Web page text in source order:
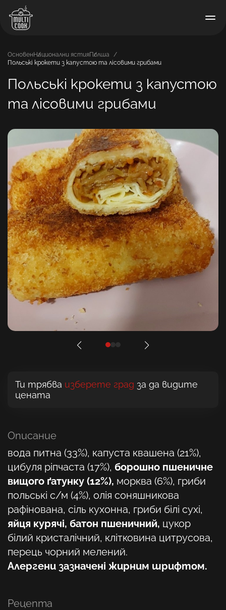
Основен Национални ястияПолша
Польські крокети з капустою та лісовими грибами
Польські крокети з капустою
та лісовими грибами
Ти трябва изберете град за да видите
цената
Описание
вода питна (33%), капуста квашена (21%),
цибуля ріпчаста (17%), борошно пшеничне
вищого ґатунку (12%), морква (6%), гриби
польські с/м (4%), олія соняшникова
рафінована, сіль кухонна, гриби білі сухі,
яйця курячі, батон пшеничний, цукор
білий кристалічний, клітковина цитрусова,
перець чорний мелений.
Алергени зазначені жирним шрифтом.
Рецепта